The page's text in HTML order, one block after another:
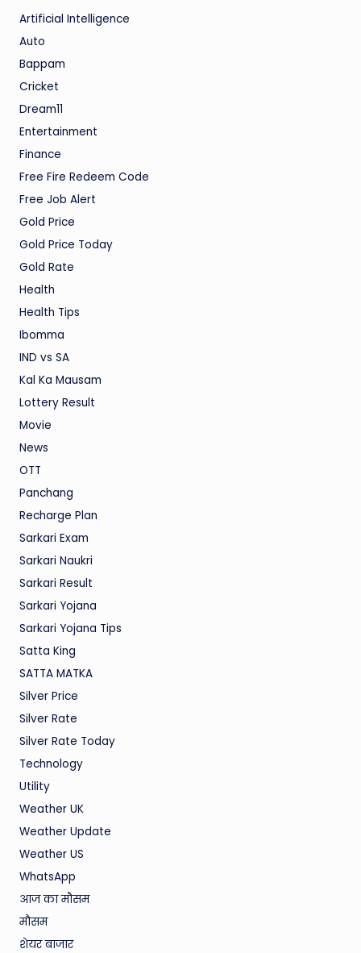
Artificial Intelligence
Auto
Bappam
Cricket
Dream11
Entertainment
Finance
Free Fire Redeem Code
Free Job Alert
Gold Price
Gold Price Today
Gold Rate
Health
Health Tips
Ibomma
IND vs SA
Kal Ka Mausam
Lottery Result
Movie
News
OTT
Panchang
Recharge Plan
Sarkari Exam
Sarkari Naukri
Sarkari Result
Sarkari Yojana
Sarkari Yojana Tips
Satta King
SATTA MATKA
Silver Price
Silver Rate
Silver Rate Today
Technology
Utility
Weather UK
Weather Update
Weather US
WhatsApp
आज का मौसम
मौसम
शेयर बाजार